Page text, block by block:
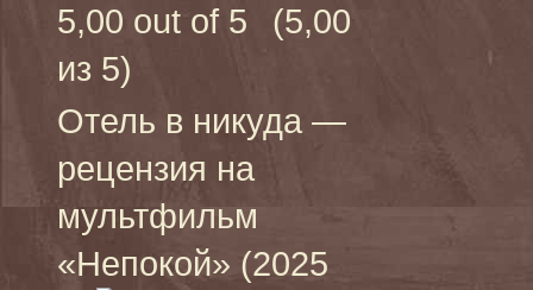
(5,00
из 5)
Отель в никуда —
рецензия на
мультфильм
«Непокой» (2025